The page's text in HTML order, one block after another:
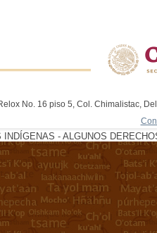
No. 16 piso 5, Col. Chimalistac,
- ALGUNOS